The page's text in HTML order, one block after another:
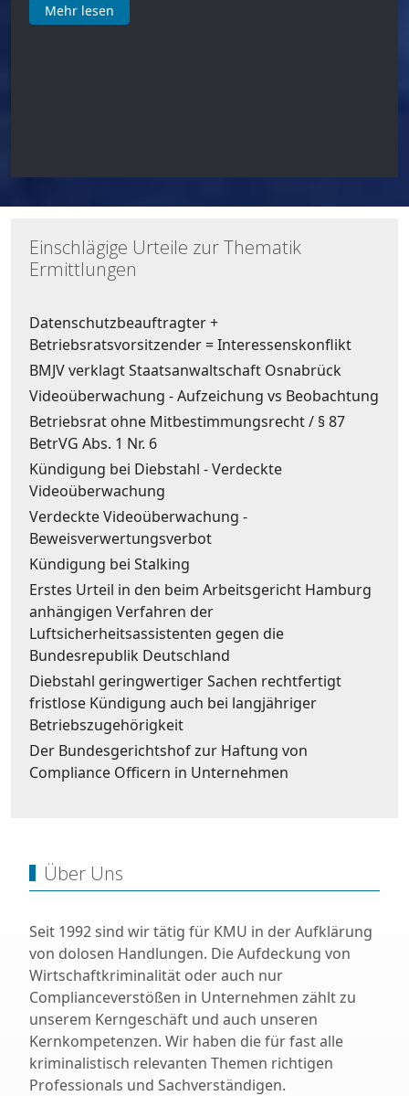
Mehr lesen
Einschlägige Urteile zur Thematik
Ermittlungen
Datenschutzbeauftragter +
Betriebsratsvorsitzender = Interessenskonflikt
BMJV verklagt Staatsanwaltschaft Osnabrück
Videoüberwachung - Aufzeichung vs Beobachtung
Betriebsrat ohne Mitbestimmungsrecht / § 87
BetrVG Abs. 1 Nr. 6
Kündigung bei Diebstahl - Verdeckte
Videoüberwachung
Verdeckte Videoüberwachung -
Beweisverwertungsverbot
Kündigung bei Stalking
Erstes Urteil in den beim Arbeitsgericht Hamburg
anhängigen Verfahren der
Luftsicherheitsassistenten gegen die
Bundesrepublik Deutschland
Diebstahl geringwertiger Sachen rechtfertigt
fristlose Kündigung auch bei langjähriger
Betriebszugehörigkeit
Der Bundesgerichtshof zur Haftung von
Compliance Officern in Unternehmen
Über Uns
Seit 1992 sind wir tätig für KMU in der Aufklärung
von dolosen Handlungen. Die Aufdeckung von
Wirtschaftkriminalität oder auch nur
Complianceverstößen in Unternehmen zählt zu
unserem Kerngeschäft und auch unseren
Kernkompetenzen. Wir haben die für fast alle
kriminalistisch relevanten Themen richtigen
Professionals und Sachverständigen.